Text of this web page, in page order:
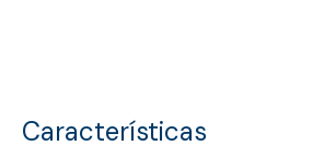
Características